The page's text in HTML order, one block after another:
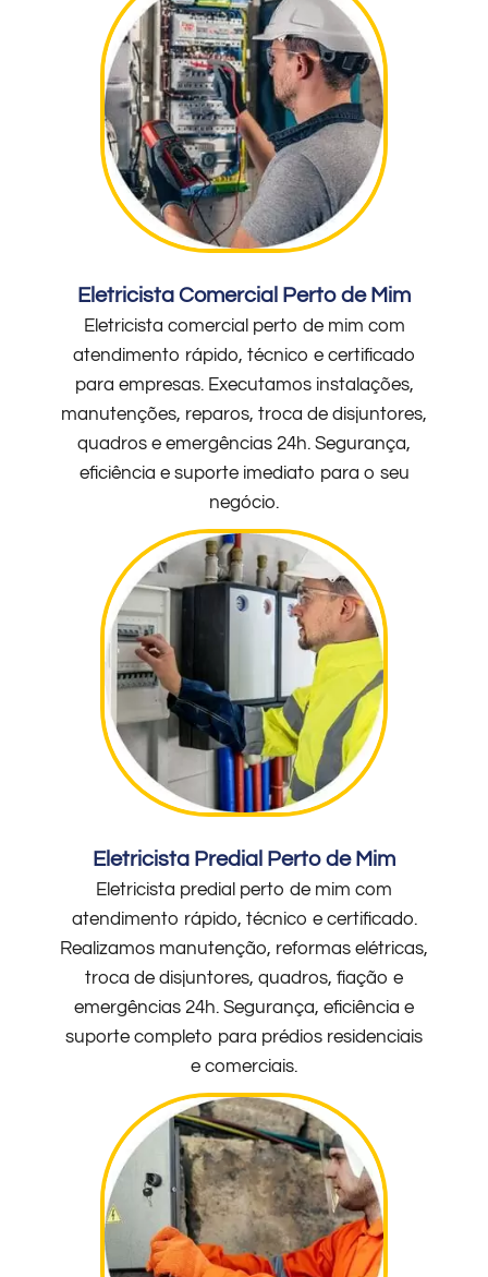
Eletricista Comercial Perto de Mim
Eletricista comercial perto de mim com
atendimento rápido, técnico e certificado
para empresas. Executamos instalações,
manutenções, reparos, troca de disjuntores,
quadros e emergências 24h. Segurança,
eficiência e suporte imediato para o seu
negócio.
Eletricista Predial Perto de Mim
Eletricista predial perto de mim com
atendimento rápido, técnico e certificado.
Realizamos manutenção, reformas elétricas,
troca de disjuntores, quadros, fiação e
emergências 24h. Segurança, eficiência e
suporte completo para prédios residenciais
e comerciais.